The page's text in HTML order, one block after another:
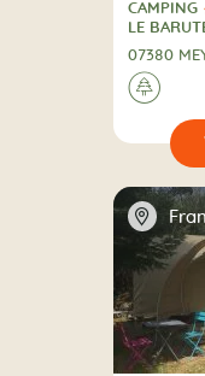
3 Étoiles
CAMPING
CAMPING
LE
07380
A la
🌲
📍